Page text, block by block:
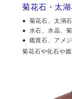
菊花石・太
菊花石、太湖
水石、水晶、
鑑賞石、アメ
菊花石や化石や